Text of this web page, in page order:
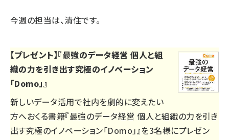
今週の担当は、清住です。
【プレゼント】『最強のデータ経営 個人と組
織の力を引き出す究極のイノベーション
「Domo」』
新しいデータ活用で社内を劇的に変えたい
方へおくる書籍『最強のデータ経営 個人と組織の力を引き
出す究極のイノベーション「Domo」』を3名様にプレゼン